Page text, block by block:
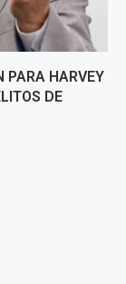
PARA HARVEY
DE